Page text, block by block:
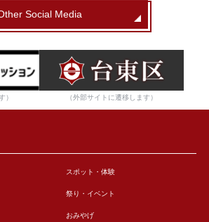
Social Media
） （外部サイトに遷移します）
スポット・体験
祭り・イベント
おみやげ